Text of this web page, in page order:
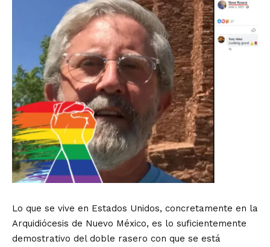
Lo que se vive en Estados Unidos, concretamente en la
Arquidiócesis de Nuevo México, es lo suficientemente
demostrativo del doble rasero con que se está